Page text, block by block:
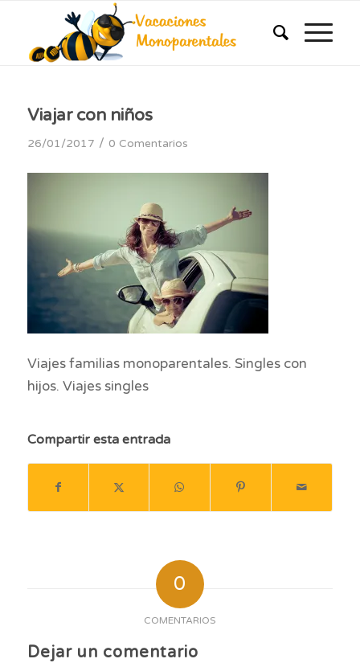
Viajar con niños
26/01/2017 / 0 Comentarios
Viajes familias monoparentales. Singles con
hijos. Viajes singles
Compartir esta entrada
0
COMENTARIOS
Dejar un comentario